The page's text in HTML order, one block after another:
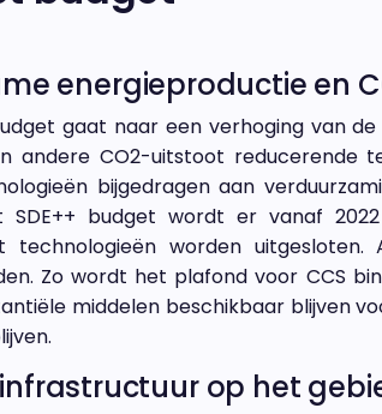
energieproductie en
gaat naar een verhoging van
andere CO2-uitstoot reducerende
bijgedragen aan
budget wordt er vanaf
worden
Zo wordt het plafond voor CCS
middelen beschikbaar blijven
op het